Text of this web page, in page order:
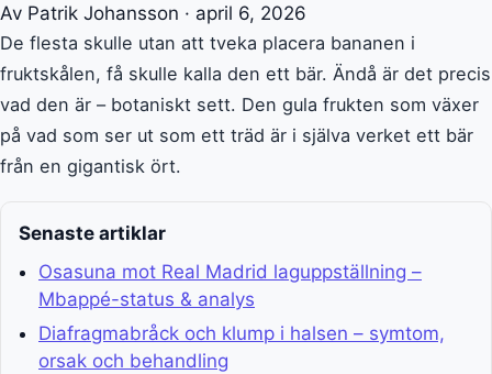
Av Patrik Johansson · april 6, 2026
De flesta skulle utan att tveka placera bananen i
fruktskålen, få skulle kalla den ett bär. Ändå är det precis
vad den är – botaniskt sett. Den gula frukten som växer
på vad som ser ut som ett träd är i själva verket ett bär
från en gigantisk ört.
Senaste artiklar
Osasuna mot Real Madrid laguppställning –
Mbappé-status & analys
Diafragmabråck och klump i halsen – symtom,
orsak och behandling